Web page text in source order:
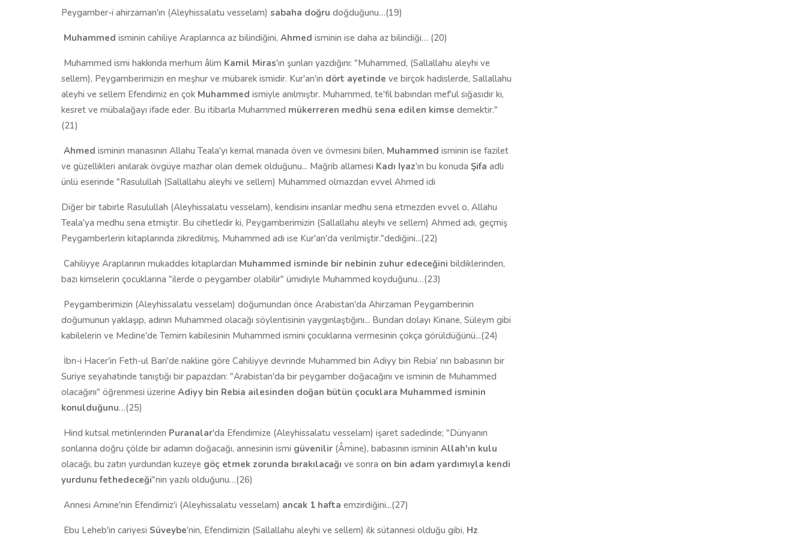
Peygamber-i ahirzaman'ın (Aleyhissalatu vesselam) sabaha doğru doğduğunu…(19)
Muhammed isminin cahiliye Araplarınca az bilindiğini, Ahmed isminin ise daha az bilindiği… (20)
Muhammed ismi hakkında merhum âlim Kamil Miras'ın şunları yazdığını: "Muhammed, (Sallallahu aleyhi ve
sellem), Peygamberimizin en meşhur ve mübarek ismidir. Kur'an'ın dört ayetinde ve birçok hadislerde, Sallallahu
aleyhi ve sellem Efendimiz en çok Muhammed ismiyle anılmıştır. Muhammed, te'fil babından mef'ul sığasıdır ki,
kesret ve mübalağayı ifade eder. Bu itibarla Muhammed mükerreren medhü sena edilen kimse demektir."
(21)
Ahmed isminin manasının Allahu Teala'yı kemal manada öven ve övmesini bilen, Muhammed isminin ise fazilet
ve güzellikleri anılarak övgüye mazhar olan demek olduğunu... Mağrib allamesi Kadı Iyaz'ın bu konuda Şifa adlı
ünlü eserinde "Rasulullah (Sallallahu aleyhi ve sellem) Muhammed olmazdan evvel Ahmed idi
Diğer bir tabirle Rasulullah (Aleyhissalatu vesselam), kendisini insanlar medhu sena etmezden evvel o, Allahu
Teala'ya medhu sena etmiştir. Bu cihetledir ki, Peygamberimizin (Sallallahu aleyhi ve sellem) Ahmed adı, geçmiş
Peygamberlerin kitaplarında zikredilmiş, Muhammed adı ise Kur'an'da verilmiştir."dediğini...(22)
Cahiliyye Araplarının mukaddes kitaplardan Muhammed isminde bir nebinin zuhur edeceğini bildiklerinden,
bazı kimselerin çocuklarına "ilerde o peygamber olabilir" ümidiyle Muhammed koyduğunu…(23)
Peygamberimizin (Aleyhissalatu vesselam) doğumundan önce Arabistan'da Ahirzaman Peygamberinin
doğumunun yaklaşıp, adının Muhammed olacağı söylentisinin yaygınlaştığını... Bundan dolayı Kinane, Süleym gibi
kabilelerin ve Medine'de Temim kabilesinin Muhammed ismini çocuklarına vermesinin çokça görüldüğünü...(24)
İbn-i Hacer'in Feth-ul Bari'de nakline göre Cahiliyye devrinde Muhammed bin Adiyy bin Rebia' nın babasının bir
Suriye seyahatinde tanıştığı bir papazdan: "Arabistan'da bir peygamber doğacağını ve isminin de Muhammed
olacağını" öğrenmesi üzerine Adiyy bin Rebia ailesinden doğan bütün çocuklara Muhammed isminin
konulduğunu…(25)
Hind kutsal metinlerinden Puranalar'da Efendimize (Aleyhissalatu vesselam) işaret sadedinde; "Dünyanın
sonlarına doğru çölde bir adamın doğacağı, annesinin ismi güvenilir (Âmine), babasının isminin Allah'ın kulu
olacağı, bu zatın yurdundan kuzeye göç etmek zorunda bırakılacağı ve sonra on bin adam yardımıyla kendi
yurdunu fethedeceği"nin yazılı olduğunu…(26)
Annesi Amine'nin Efendimiz'i (Aleyhissalatu vesselam) ancak 1 hafta emzirdiğini...(27)
Ebu Leheb'in cariyesi Süveybe'nin, Efendimizin (Sallallahu aleyhi ve sellem) ilk sütannesi olduğu gibi, Hz